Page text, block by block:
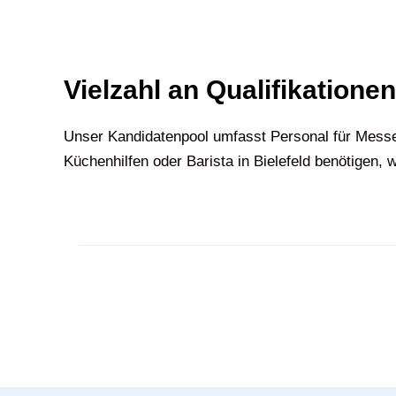
Vielzahl an
U‍nser Kandidatenpool umfasst Personal für
Küchenhilfen oder Barista in Bielefeld benötigen,